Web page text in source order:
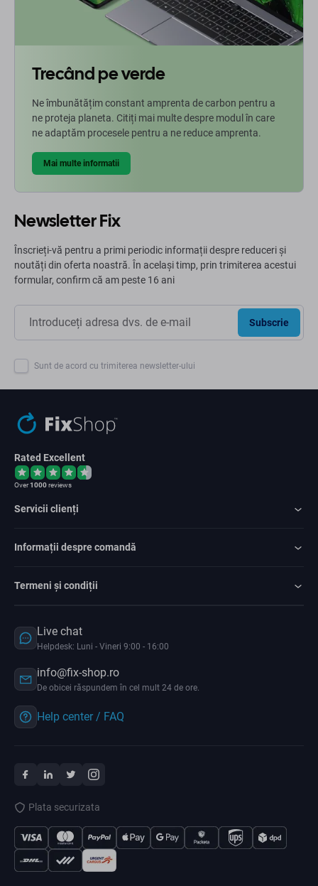
Trecând pe verde
Ne îmbunătățim constant amprenta de carbon pentru a
ne proteja planeta. Citiți mai multe despre modul în care
ne adaptăm procesele pentru a ne reduce amprenta.
Mai multe informatii
Newsletter Fix
Înscrieți-vă pentru a primi periodic informații despre reduceri și
noutăți din oferta noastră. În același timp, prin trimiterea acestui
formular, confirm că am peste 16 ani
Subscrie
Sunt de acord cu trimiterea newsletter-ului
Rated Excellent
Over1000reviews
Servicii clienți
Informații despre comandă
Termeni și condiții
Live chat
Helpdesk: Luni - Vineri 9:00 - 16:00
info@fix-shop.ro
De obicei răspundem în cel mult 24 de ore.
Help center / FAQ
Plata securizata